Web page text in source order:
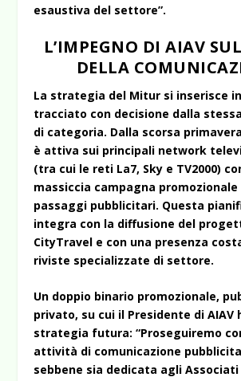
esaustiva del settore”.
L’IMPEGNO DI AIAV
DELLA
La strategia del Mitur si inserisce
tracciato con decisione dalla
di categoria. Dalla scorsa
è attiva sui principali network
(tra cui le reti La7, Sky e TV2000)
massiccia campagna promozionale
passaggi pubblicitari. Questa
integra con la diffusione del
CityTravel e con una presenza
riviste specializzate di settore.
Un doppio binario promozionale,
privato, su cui il Presidente di AIAV
strategia futura:“Proseguiremo
attività di comunicazione
sebbene sia dedicata agli Associati